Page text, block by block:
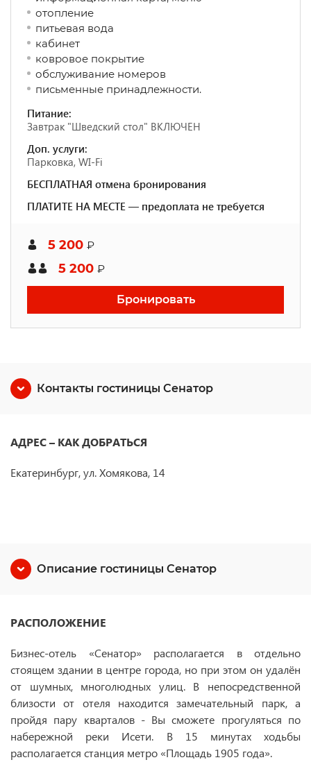
отопление
питьевая вода
кабинет
ковровое покрытие
обслуживание номеров
письменные принадлежности.
Питание:
Завтрак "Шведский стол" ВКЛЮЧЕН
Доп. услуги:
Парковка, WI-Fi
БЕСПЛАТНАЯ отмена бронирования
ПЛАТИТЕ НА МЕСТЕ — предоплата не требуется
5 200 ₽
5 200 ₽
Бронировать
Контакты гостиницы Сенатор
АДРЕС – КАК ДОБРАТЬСЯ
Екатеринбург, ул. Хомякова, 14
Описание гостиницы Сенатор
РАСПОЛОЖЕНИЕ
Бизнес-отель «Сенатор» располагается в отдельно
стоящем здании в центре города, но при этом он удалён
от шумных, многолюдных улиц. В непосредственной
близости от отеля находится замечательный парк, а
пройдя пару кварталов - Вы сможете прогуляться по
набережной реки Исети. В 15 минутах ходьбы
располагается станция метро «Площадь 1905 года».